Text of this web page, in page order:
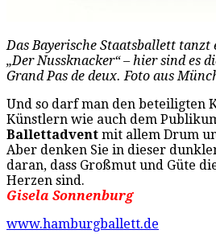
Das Bayerische Staatsballett
„Der Nussknacker“ – hier sind es
Grand Pas de deux. Foto aus
Und so darf man den beteiligten
Künstlern wie auch dem
Ballettadvent mit allem Drum
Aber denken Sie in dieser
daran, dass Großmut und Güte
Herzen sind.
Gisela Sonnenburg
www.hamburgballett.de